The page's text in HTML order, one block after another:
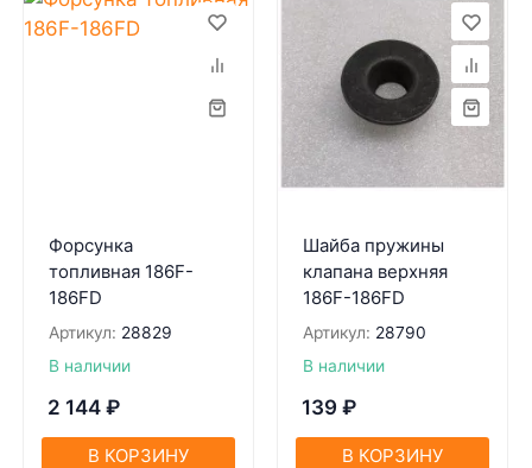
Форсунка
топливная 186F-
186FD
Артикул: 28829
В наличии
2 144 ₽
В КОРЗИНУ
Шайба пружины
клапана верхняя
186F-186FD
Артикул: 28790
В наличии
139 ₽
В КОРЗИНУ